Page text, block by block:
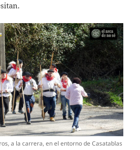
a la carrera, en el entorno de Casatablas